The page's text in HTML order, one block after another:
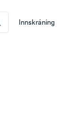
Innskráning